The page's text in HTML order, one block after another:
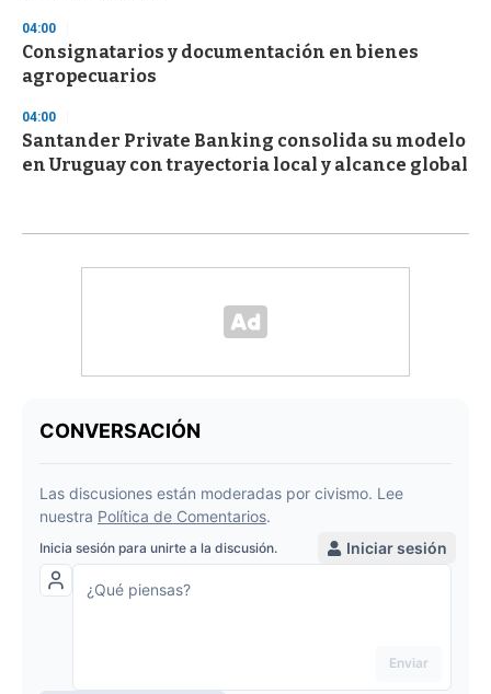
04:00
Consignatarios y documentación en bienes
agropecuarios
04:00
Santander Private Banking consolida su modelo
en Uruguay con trayectoria local y alcance global